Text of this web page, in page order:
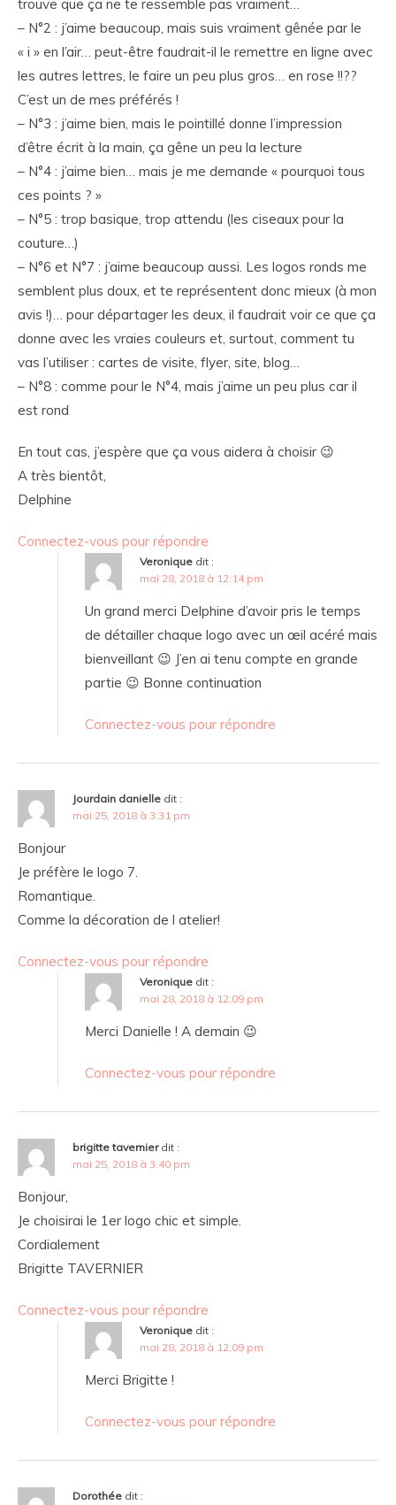
trouve que ça ne te ressemble pas vraiment…
– N°2 : j’aime beaucoup, mais suis vraiment gênée par le
« i » en l’air… peut-être faudrait-il le remettre en ligne avec
les autres lettres, le faire un peu plus gros… en rose !!??
C’est un de mes préférés !
– N°3 : j’aime bien, mais le pointillé donne l’impression
d’être écrit à la main, ça gêne un peu la lecture
– N°4 : j’aime bien… mais je me demande « pourquoi tous
ces points ? »
– N°5 : trop basique, trop attendu (les ciseaux pour la
couture…)
– N°6 et N°7 : j’aime beaucoup aussi. Les logos ronds me
semblent plus doux, et te représentent donc mieux (à mon
avis !)… pour départager les deux, il faudrait voir ce que ça
donne avec les vraies couleurs et, surtout, comment tu
vas l’utiliser : cartes de visite, flyer, site, blog…
– N°8 : comme pour le N°4, mais j’aime un peu plus car il
est rond
En tout cas, j’espère que ça vous aidera à choisir 😉
A très bientôt,
Delphine
Connectez-vous pour répondre
Veronique dit :
mai 28, 2018 à 12:14 pm
Un grand merci Delphine d’avoir pris le temps
de détailler chaque logo avec un œil acéré mais
bienveillant 😉 J’en ai tenu compte en grande
partie 😉 Bonne continuation
Connectez-vous pour répondre
Jourdain danielle dit :
mai 25, 2018 à 3:31 pm
Bonjour
Je préfère le logo 7.
Romantique.
Comme la décoration de l atelier!
Connectez-vous pour répondre
Veronique dit :
mai 28, 2018 à 12:09 pm
Merci Danielle ! A demain 😉
Connectez-vous pour répondre
brigitte tavernier dit :
mai 25, 2018 à 3:40 pm
Bonjour,
Je choisirai le 1er logo chic et simple.
Cordialement
Brigitte TAVERNIER
Connectez-vous pour répondre
Veronique dit :
mai 28, 2018 à 12:09 pm
Merci Brigitte !
Connectez-vous pour répondre
Dorothée dit :